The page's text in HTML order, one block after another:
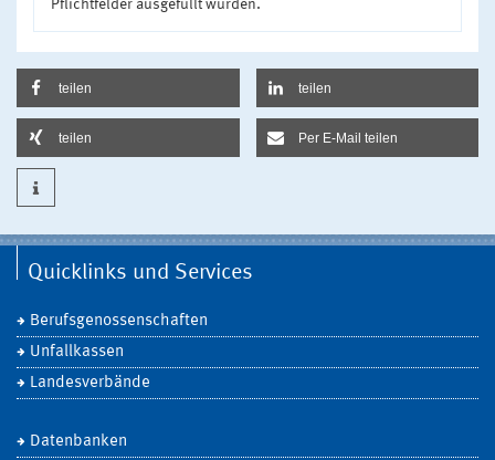
Pflichtfelder ausgefüllt wurden.
teilen teilen
teilen Per E-Mail teilen
Quicklinks und Services
Berufsgenossenschaften
Unfallkassen
Landesverbände
Datenbanken